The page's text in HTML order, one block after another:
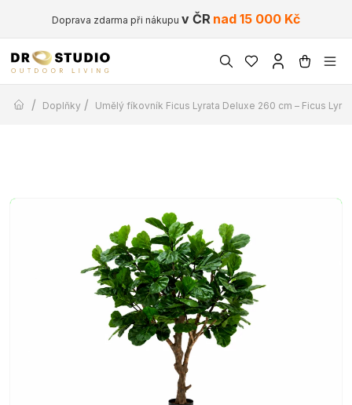
Doprava zdarma při nákupu v ČR nad 15 000 Kč
/ Doplňky / Umělý fíkovník Ficus Lyrata Deluxe 260 cm – Ficus